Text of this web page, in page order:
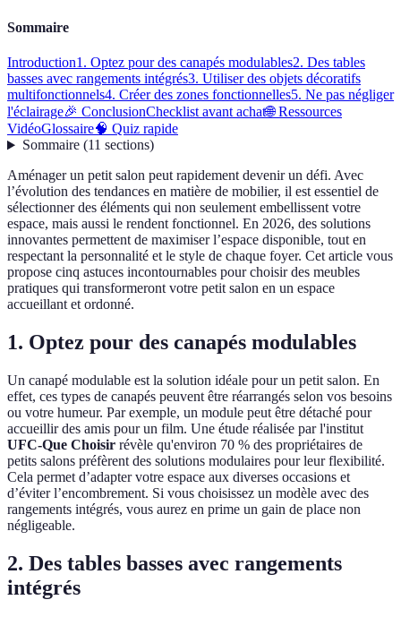
Sommaire
Introduction1. Optez pour des canapés modulables2. Des tables
basses avec rangements intégrés3. Utiliser des objets décoratifs
multifonctionnels4. Créer des zones fonctionnelles5. Ne pas négliger
l'éclairage🎉 ConclusionChecklist avant achat🌐 Ressources
VidéoGlossaire🧠 Quiz rapide
Sommaire(11 sections)
Aménager un petit salon peut rapidement devenir un défi. Avec
l’évolution des tendances en matière de mobilier, il est essentiel de
sélectionner des éléments qui non seulement embellissent votre
espace, mais aussi le rendent fonctionnel. En 2026, des solutions
innovantes permettent de maximiser l’espace disponible, tout en
respectant la personnalité et le style de chaque foyer. Cet article vous
propose cinq astuces incontournables pour choisir des meubles
pratiques qui transformeront votre petit salon en un espace
accueillant et ordonné.
1. Optez pour des canapés modulables
Un canapé modulable est la solution idéale pour un petit salon. En
effet, ces types de canapés peuvent être réarrangés selon vos besoins
ou votre humeur. Par exemple, un module peut être détaché pour
accueillir des amis pour un film. Une étude réalisée par l'institut
UFC-Que Choisir révèle qu'environ 70 % des propriétaires de
petits salons préfèrent des solutions modulaires pour leur flexibilité.
Cela permet d’adapter votre espace aux diverses occasions et
d’éviter l’encombrement. Si vous choisissez un modèle avec des
rangements intégrés, vous aurez en prime un gain de place non
négligeable.
2. Des tables basses avec rangements
intégrés